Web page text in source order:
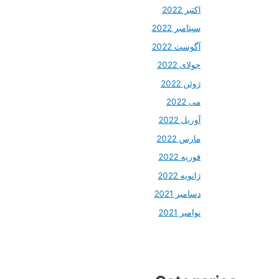
اکتبر 2022
سپتامبر 2022
آگوست 2022
جولای 2022
ژوئن 2022
می 2022
آوریل 2022
مارس 2022
فوریه 2022
ژانویه 2022
دسامبر 2021
نوامبر 2021